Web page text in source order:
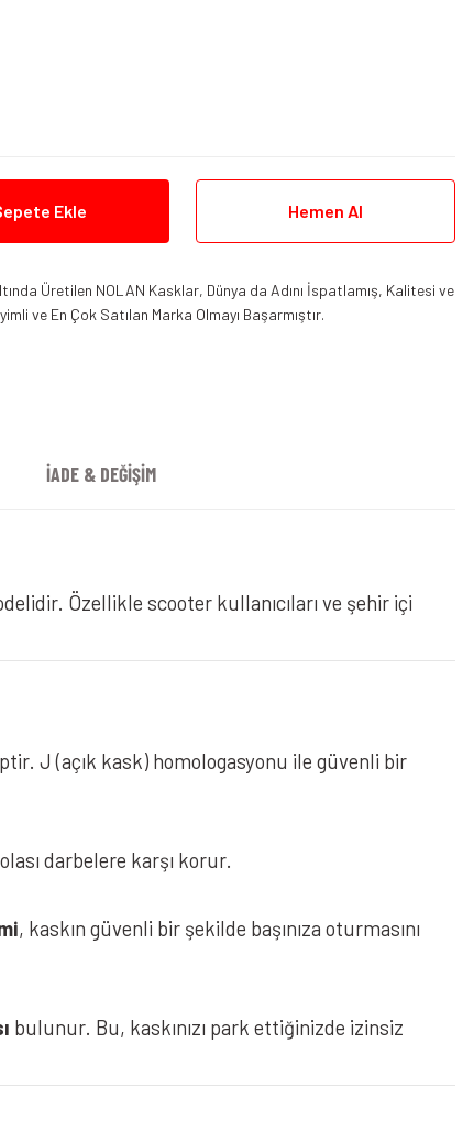
Açık Kask Mat Kahverengi
Ekle Hemen Al
Üretilen NOLAN Kasklar, Dünya da Adını İspatlamış, Kalitesi ve
ve En Çok Satılan Marka Olmayı Başarmıştır.
İADE & DEĞİŞİM
Özellikle scooter kullanıcıları ve şehir içi
J (açık kask) homologasyonu ile güvenli bir
darbelere karşı korur.
, kaskın güvenli bir şekilde başınıza oturmasını
bulunur. Bu, kaskınızı park ettiğinizde izinsiz